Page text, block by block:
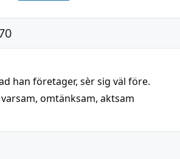
han företager, sèr sig väl före.
varsam, omtänksam, aktsam